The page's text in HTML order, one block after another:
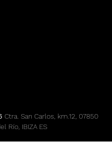
Ctra. San Carlos, km.12, 07850
Río, IBIZA ES